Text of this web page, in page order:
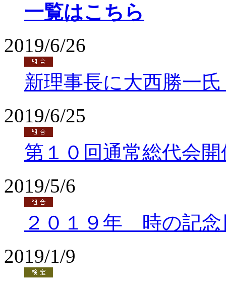
一覧はこちら
2019/6/26
新理事長に大西勝一
2019/6/25
第１０回通常総代会開
2019/5/6
２０１９年 時の記
2019/1/9